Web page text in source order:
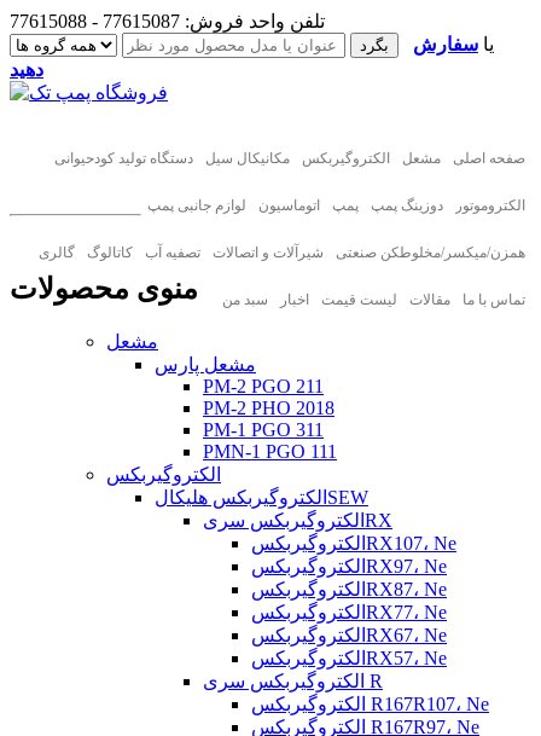
تلفن واحد فروش: 77615087 - 77615088
یا سفارش
دهید
صفحه اصلی مشعل الکتروگیربکس مکانیکال سیل دستگاه تولید کودحیوانی
الکتروموتور دوزینگ پمپ پمپ اتوماسیون لوازم جانبی پمپ
همزن/میکسر/مخلوطکن صنعتی شیرآلات و اتصالات تصفیه آب کاتالوگ گالری
تماس با ما مقالات لیست قیمت اخبار سبد من منوی محصولات
مشعل
مشعل پارس
PM-2 PGO 211
PM-2 PHO 2018
PM-1 PGO 311
PMN-1 PGO 111
الکتروگیربکس
الکتروگیربکس هلیکالSEW
الکتروگیربکس سریRX
الکتروگیربکسRX107، Ne
الکتروگیربکسRX97، Ne
الکتروگیربکسRX87، Ne
الکتروگیربکسRX77، Ne
الکتروگیربکسRX67، Ne
الکتروگیربکسRX57، Ne
الکتروگیربکس سری R
الکتروگیربکس R167R107، Ne
الکتروگیربکس R167R97، Ne